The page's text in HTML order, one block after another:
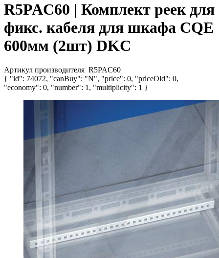
R5PAC60 | Комплект реек для
фикс. кабеля для шкафа CQE
600мм (2шт) DKC
Артикул производителя R5PAC60
{ "id": 74072, "canBuy": "N", "price": 0, "priceOld": 0,
"economy": 0, "number": 1, "multiplicity": 1 }